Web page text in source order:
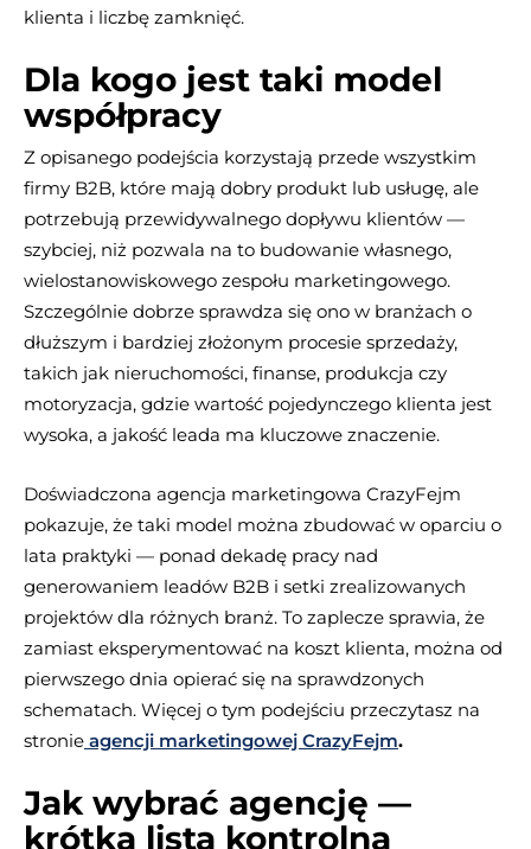
klienta i liczbę zamknięć.
Dla kogo jest taki model
współpracy
Z opisanego podejścia korzystają przede wszystkim
firmy B2B, które mają dobry produkt lub usługę, ale
potrzebują przewidywalnego dopływu klientów —
szybciej, niż pozwala na to budowanie własnego,
wielostanowiskowego zespołu marketingowego.
Szczególnie dobrze sprawdza się ono w branżach o
dłuższym i bardziej złożonym procesie sprzedaży,
takich jak nieruchomości, finanse, produkcja czy
motoryzacja, gdzie wartość pojedynczego klienta jest
wysoka, a jakość leada ma kluczowe znaczenie.
Doświadczona agencja marketingowa CrazyFejm
pokazuje, że taki model można zbudować w oparciu o
lata praktyki — ponad dekadę pracy nad
generowaniem leadów B2B i setki zrealizowanych
projektów dla różnych branż. To zaplecze sprawia, że
zamiast eksperymentować na koszt klienta, można od
pierwszego dnia opierać się na sprawdzonych
schematach. Więcej o tym podejściu przeczytasz na
stronie agencji marketingowej CrazyFejm.
Jak wybrać agencję —
krótka lista kontrolna